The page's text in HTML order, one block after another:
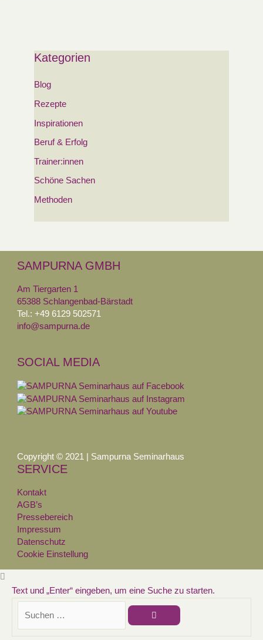
Kategorien
Blog
Rezepte
Inspirationen
Beruf & Erfolg
Trainer:innen
Schöne Sachen
Methoden
SAMPURNA GMBH
Am Tiergarten 1
65388 Schlangenbad-Bärstadt
Tel.: +49 6129 502571
info@sampurna.de
SOCIAL MEDIA
Copyright © 2021 | Sampurna Seminarhaus
SERVICE
Kontakt
AGB’s
Pressebereich
Impressum
Datenschutz
Cookie Einstellung
Text und „Enter“ eingeben, um eine Suche zu starten.